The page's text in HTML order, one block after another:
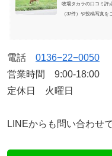
牧場タカラの口コミ評
（37件）や投稿写真
電話 0136−22−0050
営業時間 9:00-18:00
定休日 火曜日
LINEからも問い合わせ